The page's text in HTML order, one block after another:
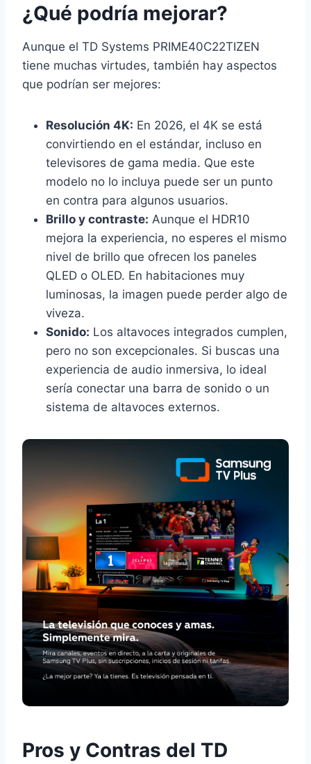
¿Qué podría mejorar?
Aunque el TD Systems PRIME40C22TIZEN
tiene muchas virtudes, también hay aspectos
que podrían ser mejores:
Resolución 4K: En 2026, el 4K se está
convirtiendo en el estándar, incluso en
televisores de gama media. Que este
modelo no lo incluya puede ser un punto
en contra para algunos usuarios.
Brillo y contraste: Aunque el HDR10
mejora la experiencia, no esperes el mismo
nivel de brillo que ofrecen los paneles
QLED o OLED. En habitaciones muy
luminosas, la imagen puede perder algo de
viveza.
Sonido: Los altavoces integrados cumplen,
pero no son excepcionales. Si buscas una
experiencia de audio inmersiva, lo ideal
sería conectar una barra de sonido o un
sistema de altavoces externos.
Pros y Contras del TD